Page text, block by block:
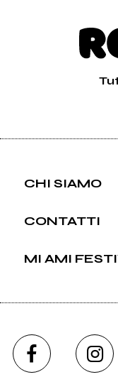
CHI SIAMO
CONTATTI
MI AMI